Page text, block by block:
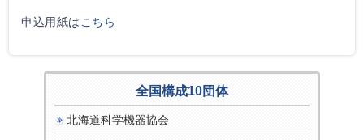
申込用紙は こちら
全国構成10団体
北海道科学機器協会